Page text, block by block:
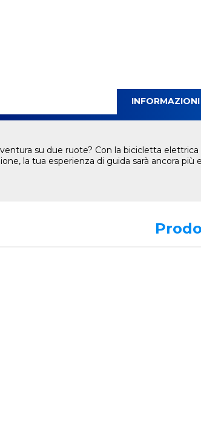
INFORMAZIONI
su due ruote? Con la bicicletta
la tua esperienza di guida sarà ancora più